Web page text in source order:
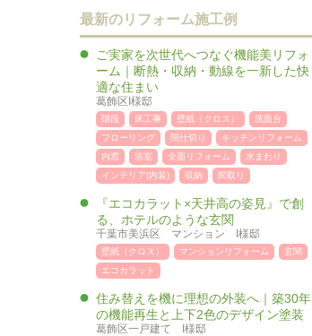
最新のリフォーム施工例
ご実家を次世代へつなぐ機能美リフォ
ーム｜断熱・収納・動線を一新した快
適な住まい
葛飾区I様邸
階段 床工事 壁紙（クロス）
洗面台
フローリング
間仕切り
キッチンリフォーム
内窓
浴室 全面リフォーム
水まわり
インテリア(内装)
収納 間取り
『エコカラット×天井高の姿見』で創
る、ホテルのような玄関
千葉市美浜区 マンション I様邸
壁紙（クロス） マンションリフォーム
玄関
エコカラット
住み替えを機に理想の外装へ｜築30年
の機能再生と上下2色のデザイン塗装
葛飾区一戸建て I様邸